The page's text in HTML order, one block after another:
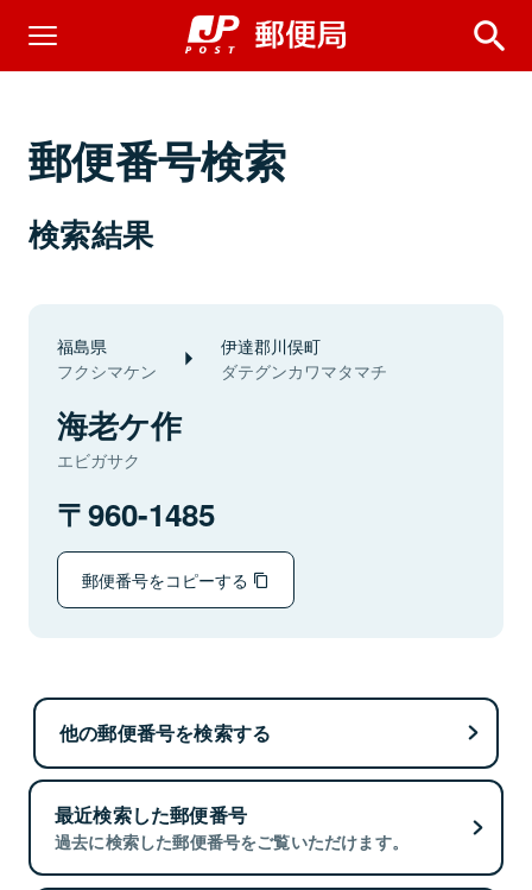
郵便番号検索
検索結果
福島県
フクシマケン
伊達郡川俣町
ダテグンカワマタマチ
海老ケ作
エビガサク
960-1485
郵便番号をコピーする
他の郵便番号を検索する
最近検索した郵便番号
過去に検索した郵便番号をご覧いただけます。